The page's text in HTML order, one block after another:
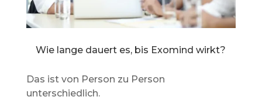
Wie lange dauert es, bis Exomind wirkt?
Das ist von Person zu Person
unterschiedlich.